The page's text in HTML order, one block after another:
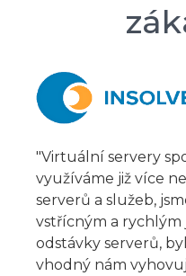
"Virtuální servery
využíváme již více
serverů a služeb,
vstřícným a
odstávky serverů,
vhodný nám